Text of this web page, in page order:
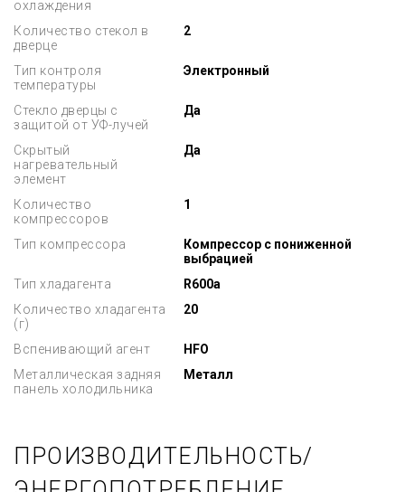
охлаждения
Количество стекол в
дверце
2
Тип контроля
температуры
Электронный
Стекло дверцы с
защитой от УФ-лучей
Да
Скрытый
нагревательный
элемент
Да
Количество
компрессоров
1
Тип компрессора
Компрессор с пониженной
выбрацией
Тип хладагента
R600a
Количество хладагента
(г)
20
Вспенивающий агент
HFO
Металлическая задняя
панель холодильника
Металл
ПРОИЗВОДИТЕЛЬНОСТЬ/